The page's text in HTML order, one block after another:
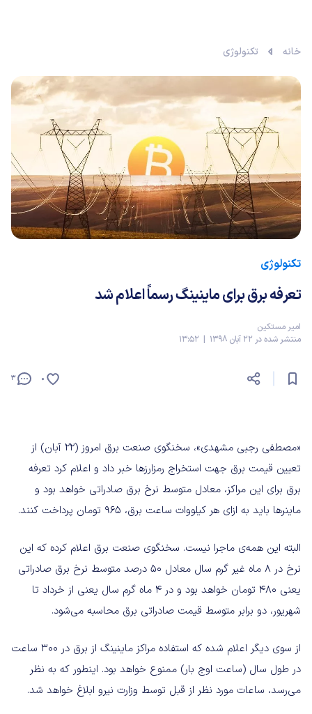
خانه تکنولوژی
تکنولوژی
تعرفه برق برای ماینینگ رسماً اعلام شد
امیر مستکین
منتشر شده در 22 آبان 1398 | 13:52
3 0
«مصطفی رجبی مشهدی»، سخنگوی صنعت برق امروز (۲۲ آبان) از
تعیین قیمت برق جهت استخراج رمز‌ارزها خبر داد و اعلام کرد تعرفه
برق برای این مراکز، معادل متوسط نرخ برق صادراتی خواهد بود و
ماینرها باید به ازای هر کیلووات ساعت برق، ۹۶۵ تومان پرداخت کنند.
البته این همه‌ی ماجرا نیست. سخنگوی صنعت برق اعلام کرده که این
نرخ در ۸ ماه غیر گرم سال معادل ۵۰ درصد متوسط نرخ برق صادراتی
یعنی ۴۸۰ تومان خواهد بود و در ۴ ماه گرم سال یعنی از خرداد تا
شهریور، دو برابر متوسط قیمت صادراتی برق محاسبه می‌شود.
از سوی دیگر اعلام شده که استفاده مراکز ماینینگ از برق در ۳۰۰ ساعت
در طول سال (ساعت اوج بار) ممنوع خواهد بود. اینطور که به نظر
می‌رسد، ساعات مورد نظر از قبل توسط وزارت نیرو ابلاغ خواهد شد.